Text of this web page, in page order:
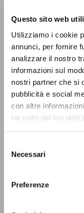
Questo sito web
Utilizziamo i cookie
annunci, per fornire
analizzare il nostro
informazioni sul
nostri partner che si
pubblicità e social
con altre
raccolto dal tuo
delNecessari
Preferenze
Giussani Luigi
Spagnolo
Comunión y Liberación
1990
Pagine: 1
ULTIMO AGGIORNAMENTO
0